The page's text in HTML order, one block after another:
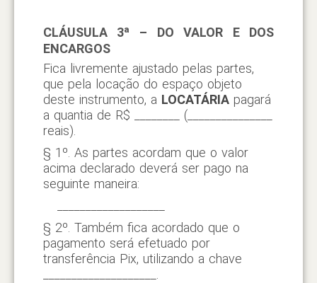
CLÁUSULA 3ª – DO VALOR E DOS
ENCARGOS
Fica livremente ajustado pelas partes,
que pela locação do espaço objeto
deste instrumento, a LOCATÁRIApagará
a quantia de R$ ________ (_______________
reais).
§ 1º. As partes acordam que o valor
acima declarado deverá ser pago na
seguinte maneira:
§ 2º. Também fica acordado que o
pagamento será efetuado por
transferência Pix, utilizando a chave